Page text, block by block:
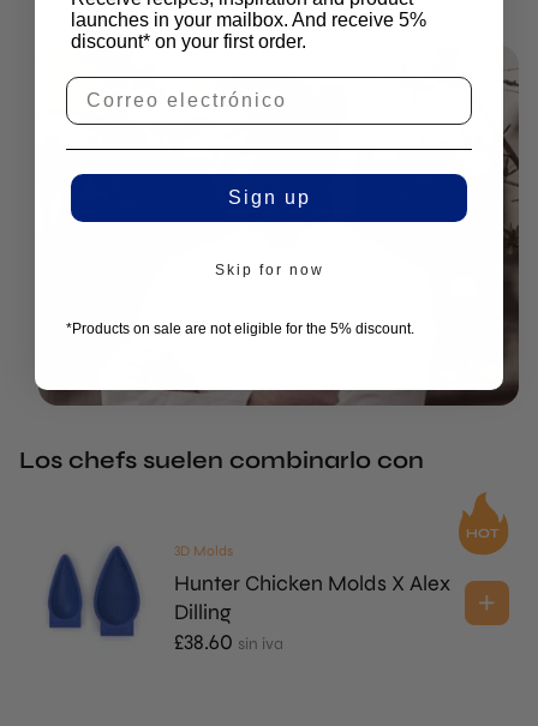
Los chefs suelen combinarlo con
3D Molds
Hunter Chicken Molds X Alex
Dilling
£38.60 sin iva
launches in your mailbox. And receive 5%
discount* on your first order.
Sign up
Skip for now
*Products on sale are not eligible for the 5% discount.